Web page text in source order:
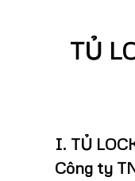
TỦ
I. TỦ
Công ty